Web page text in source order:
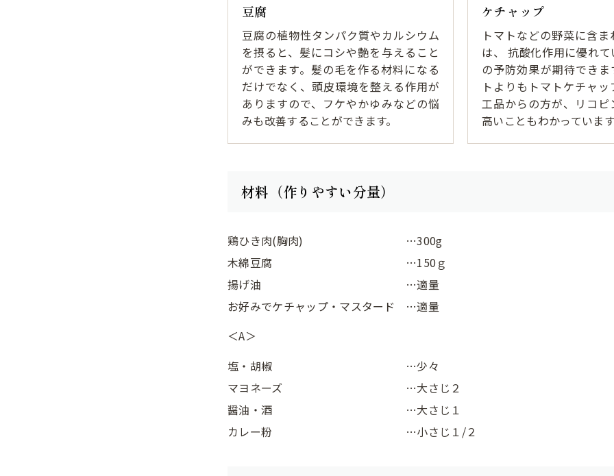
豆腐
豆腐の植物性タンパク質やカルシウム
を摂ると、髪にコシや艶を与えること
ができます。髪の毛を作る材料になる
だけでなく、頭皮環境を整える作用が
ありますので、フケやかゆみなどの悩
みも改善することができます。
ケチャップ
トマトなどの野菜に含
は、 抗酸化作用に優れ
の予防効果が期待でき
トよりもトマトケチャ
工品からの方が、リコピ
高いこともわかっていま
材料（作りやすい分量）
鶏ひき肉(胸肉)
…300g
木綿豆腐
…150ｇ
揚げ油
…適量
お好みでケチャップ・マスタード
…適量
＜A＞
塩・胡椒
…少々
マヨネーズ
…大さじ２
醤油・酒
…大さじ１
カレー粉
…小さじ１/２